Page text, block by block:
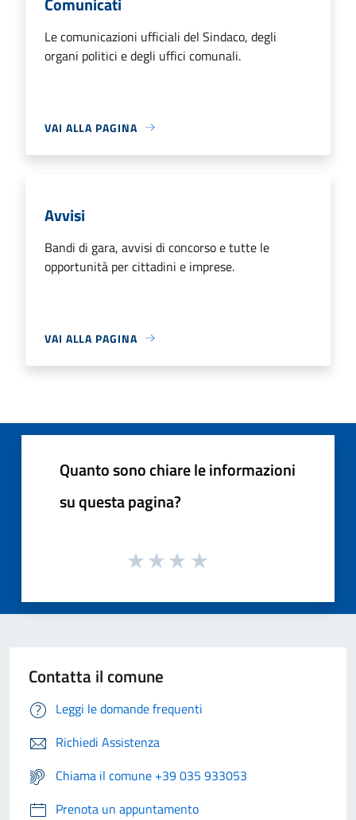
Le comunicazioni ufficiali del Sindaco, degli
organi politici e degli uffici comunali.
VAI ALLA PAGINA
Avvisi
Bandi di gara, avvisi di concorso e tutte le
opportunità per cittadini e imprese.
VAI ALLA PAGINA
Quanto sono chiare le informazioni
su questa pagina?
Contatta il comune
Leggi le domande frequenti
Richiedi Assistenza
Chiama il comune +39 035 933053
Prenota un appuntamento